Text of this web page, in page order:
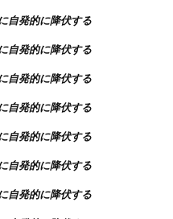
自発的に降伏する
自発的に降伏する
自発的に降伏する
自発的に降伏する
自発的に降伏する
自発的に降伏する
自発的に降伏する